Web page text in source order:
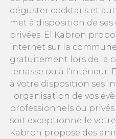
déguster cocktails et
met à disposition de
privées. El Kabron
internet sur la
gratuitement lors de la
terrasse ou à l'intérieur.
à votre disposition ses
l'organisation de vos
professionnels ou
soit exceptionnelle
Kabron propose des